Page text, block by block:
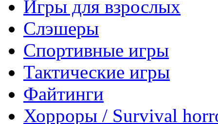
Игры для взрослых
Слэшеры
Спортивные игры
Тактические игры
Файтинги
Хорроры / Survival